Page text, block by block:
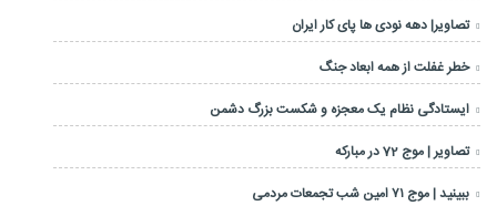
تصاویر| دهه نودی ها پای کار ایران
خطر غفلت از همه ابعاد جنگ
ایستادگی نظام یک معجزه و شکست بزرگ دشمن
تصاویر | موج 72 در مبارکه
ببینید | موج ۷۱ امین شب تجمعات مردمی